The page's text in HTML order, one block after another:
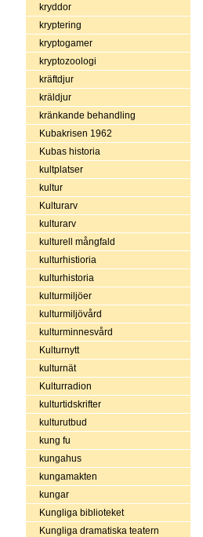
kryddor
kryptering
kryptogamer
kryptozoologi
kräftdjur
kräldjur
kränkande behandling
Kubakrisen 1962
Kubas historia
kultplatser
kultur
Kulturarv
kulturarv
kulturell mångfald
kulturhistioria
kulturhistoria
kulturmiljöer
kulturmiljövård
kulturminnesvård
Kulturnytt
kulturnät
Kulturradion
kulturtidskrifter
kulturutbud
kung fu
kungahus
kungamakten
kungar
Kungliga biblioteket
Kungliga dramatiska teatern